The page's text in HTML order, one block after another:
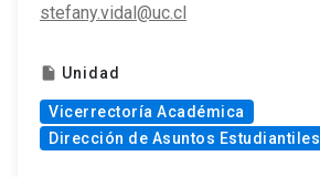
stefany.vidal@uc.cl
insert_drive_file Unidad
Vicerrectoría Académica
Dirección de Asuntos Estudiantiles